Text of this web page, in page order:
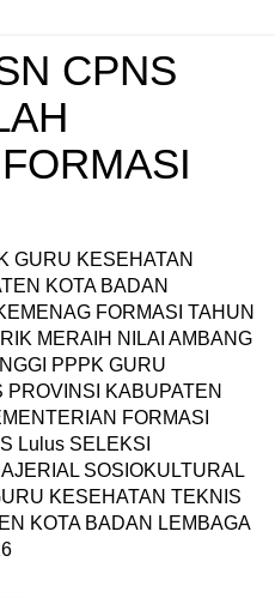
CPNS
GURU KESEHATAN
KOTA BADAN
FORMASI TAHUN
MERAIH NILAI AMBANG
PPPK GURU
KABUPATEN
FORMASI
Lulus SELEKSI
SOSIOKULTURAL
KESEHATAN TEKNIS
KOTA BADAN LEMBAGA